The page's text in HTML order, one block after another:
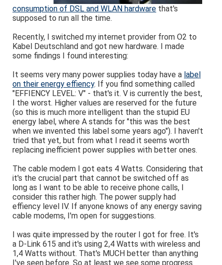
consumption of DSL and WLAN hardware that's
supposed to run all the time.
Recently, I switched my internet provider from O2 to
Kabel Deutschland and got new hardware. I made
some findings I found interesting:
It seems very many power supplies today have a label
on their energy effiency. If you find something called
"EFFIENCY LEVEL: V" - that's it. V is currently the best,
I the worst. Higher values are reserved for the future
(so this is much more intelligent than the stupid EU
energy label, where A stands for "this was the best
when we invented this label some years ago"). I haven't
tried that yet, but from what I read it seems worth
replacing inefficient power supplies with better ones.
The cable modem I got eats 4 Watts. Considering that
it's the crucial part that cannot be switched off as
long as I want to be able to receive phone calls, I
consider this rather high. The power supply had
effiency level IV. If anyone knows of any energy saving
cable modems, I'm open for suggestions.
I was quite impressed by the router I got for free. It's
a D-Link 615 and it's using 2,4 Watts with wireless and
1,4 Watts without. That's MUCH better than anything
I've seen before. So at least we see some progress